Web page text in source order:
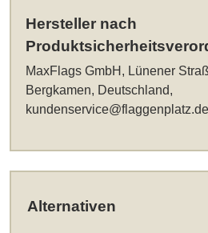
Hersteller nach
MaxFlags GmbH, Lünener
Bergkamen, Deutschland,
kundenservice@flaggenplatz.de
Alternativen